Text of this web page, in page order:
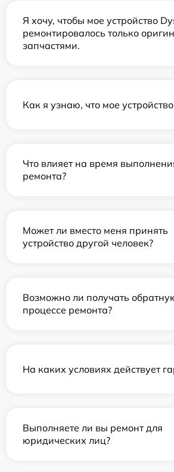
Я хочу, чтобы мое устройство
ремонтировалось только
запчастями.
Как я узнаю, что мое устройство
Что влияет на время
ремонта?
Может ли вместо меня принять
устройство другой человек?
Возможно ли получать
процессе ремонта?
На каких условиях действует
Выполняете ли вы ремонт для
юридических лиц?